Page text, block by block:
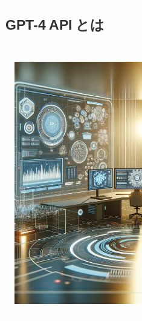
GPT-4 API とは